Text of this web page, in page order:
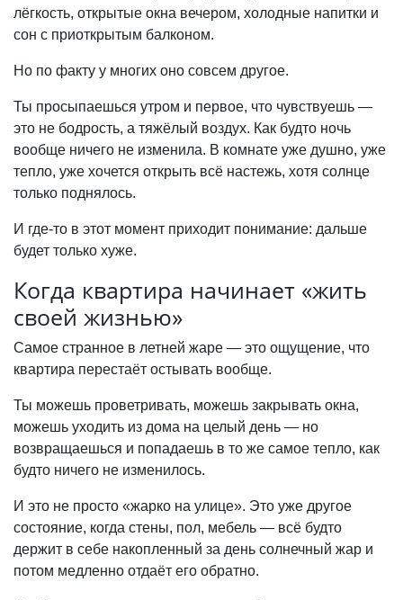
лёгкость, открытые окна вечером, холодные напитки и
сон с приоткрытым балконом.
Но по факту у многих оно совсем другое.
Ты просыпаешься утром и первое, что чувствуешь —
это не бодрость, а тяжёлый воздух. Как будто ночь
вообще ничего не изменила. В комнате уже душно, уже
тепло, уже хочется открыть всё настежь, хотя солнце
только поднялось.
И где-то в этот момент приходит понимание: дальше
будет только хуже.
Когда квартира начинает «жить
своей жизнью»
Самое странное в летней жаре — это ощущение, что
квартира перестаёт остывать вообще.
Ты можешь проветривать, можешь закрывать окна,
можешь уходить из дома на целый день — но
возвращаешься и попадаешь в то же самое тепло, как
будто ничего не изменилось.
И это не просто «жарко на улице». Это уже другое
состояние, когда стены, пол, мебель — всё будто
держит в себе накопленный за день солнечный жар и
потом медленно отдаёт его обратно.